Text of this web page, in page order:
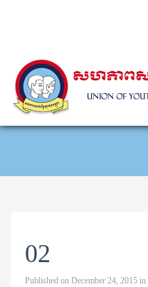
02
Published on December 24, 2015 in